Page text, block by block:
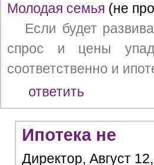
Молодая семья (не
Если будет
спрос и цены
соответственно и
ответить
Ипотека не
Директор, Август